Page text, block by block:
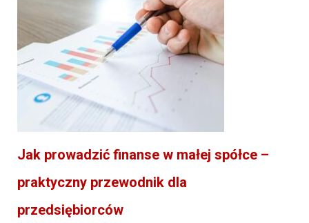
Jak prowadzić finanse w małej spółce –
praktyczny przewodnik dla
przedsiębiorców